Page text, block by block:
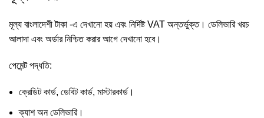
মূল্য বাংলাদেশী টাকা -এ দেখানো হয় এবং নির্দিষ্ট VAT অন্তর্ভুক্ত। ডেলিভারি খরচ
আলাদা এবং অর্ডার নিশ্চিত করার আগে দেখানো হবে।
পেমেন্ট পদ্ধতি:
ক্রেডিট কার্ড, ডেবিট কার্ড, মাস্টারকার্ড।
ক্যাশ অন ডেলিভারি।